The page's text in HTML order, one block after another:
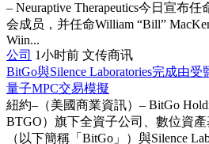
– Neuraptive Therapeutics今日宣布
会成员，并任命William “Bill”
Wiin...
公司 1小时前 文传商讯
BitGo與Silence Laboratories完成由
量子MPC交易模擬
紐約–（美國商業資訊）– BitGo
BTGO）旗下全資子公司、數位資
（以下簡稱「BitGo」）與Silence